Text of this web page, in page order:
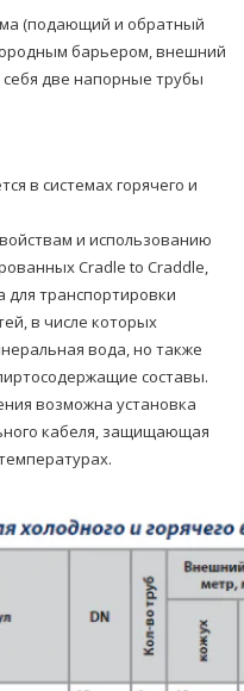
(подающий и обратный
барьером, внешний
две напорные тpубы
в системах горячего и
и использованию
Cradle to Craddle,
для транспортировки
в числе которых
вода, но также
составы.
возможна установка
кабеля, защищающая